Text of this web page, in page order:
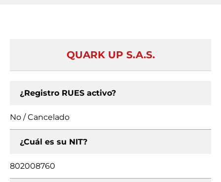
QUARK UP S.A.S.
¿Registro RUES activo?
No / Cancelado
¿Cuál es su NIT?
802008760